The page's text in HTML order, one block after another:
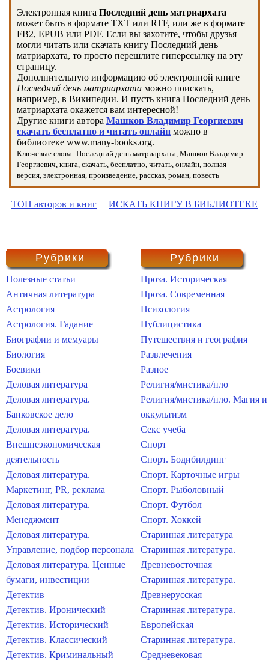
Электронная книга Последний день матриархата
может быть в формате TXT или RTF, или же в формате
FB2, EPUB или PDF. Если вы захотите, чтобы друзья
могли читать или скачать книгу Последний день
матриархата, то просто перешлите гиперссылку на эту
страницу.
Дополнительную информацию об электронной книге
Последний день матриархата можно поискать,
например, в Википедии. И пусть книга Последний день
матриархата окажется вам интересной!
Другие книги автора Машков Владимир Георгиевич
скачать бесплатно и читать онлайн можно в
библиотеке www.many-books.org.
Ключевые слова: Последний день матриархата, Машков Владимир
Георгиевич, книга, скачать, бесплатно, читать, онлайн, полная
версия, электронная, произведение, рассказ, роман, повесть
ТОП авторов и книг ИСКАТЬ КНИГУ В БИБЛИОТЕКЕ
Рубрики
Полезные статьи
Античная литература
Астрология
Астрология. Гадание
Биографии и мемуары
Биология
Боевики
Деловая литература
Деловая литература.
Банковское дело
Деловая литература.
Внешнеэкономическая
деятельность
Деловая литература.
Маркетинг, PR, реклама
Деловая литература.
Менеджмент
Деловая литература.
Управление, подбор персонала
Деловая литература. Ценные
бумаги, инвестиции
Детектив
Детектив. Иронический
Детектив. Исторический
Детектив. Классический
Детектив. Криминальный
Рубрики
Проза. Историческая
Проза. Современная
Психология
Публицистика
Путешествия и география
Развлечения
Разное
Религия/мистика/нло
Религия/мистика/нло. Магия и
оккультизм
Секс учеба
Спорт
Спорт. Бодибилдинг
Спорт. Карточные игры
Спорт. Рыболовный
Спорт. Футбол
Спорт. Хоккей
Старинная литература
Старинная литература.
Древневосточная
Старинная литература.
Древнерусская
Старинная литература.
Европейская
Старинная литература.
Средневековая